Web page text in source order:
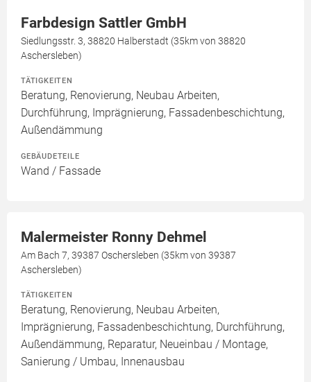
Farbdesign Sattler GmbH
Siedlungsstr. 3, 38820 Halberstadt (35km von 38820
Aschersleben)
TÄTIGKEITEN
Beratung, Renovierung, Neubau Arbeiten,
Durchführung, Imprägnierung, Fassadenbeschichtung,
Außendämmung
GEBÄUDETEILE
Wand / Fassade
Malermeister Ronny Dehmel
Am Bach 7, 39387 Oschersleben (35km von 39387
Aschersleben)
TÄTIGKEITEN
Beratung, Renovierung, Neubau Arbeiten,
Imprägnierung, Fassadenbeschichtung, Durchführung,
Außendämmung, Reparatur, Neueinbau / Montage,
Sanierung / Umbau, Innenausbau